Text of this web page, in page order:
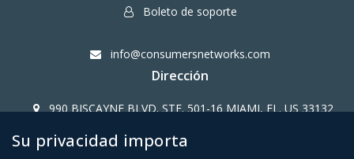
Boleto de soporte
info@consumersnetworks.com
Dirección
990 BISCAYNE BLVD. STE. 501-16 MIAMI, FL. US 33132
Su privacidad importa